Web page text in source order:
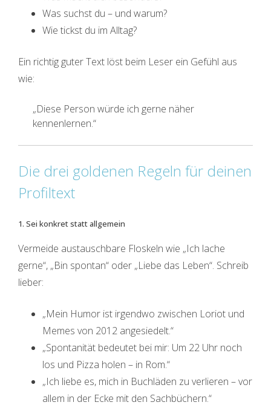
Was suchst du – und warum?
Wie tickst du im Alltag?
Ein richtig guter Text löst beim Leser ein Gefühl aus
wie:
„Diese Person würde ich gerne näher
kennenlernen.“
Die drei goldenen Regeln für deinen
Profiltext
1. Sei konkret statt allgemein
Vermeide austauschbare Floskeln wie „Ich lache
gerne“, „Bin spontan“ oder „Liebe das Leben“. Schreib
lieber:
„Mein Humor ist irgendwo zwischen Loriot und
Memes von 2012 angesiedelt.“
„Spontanität bedeutet bei mir: Um 22 Uhr noch
los und Pizza holen – in Rom.“
„Ich liebe es, mich in Buchläden zu verlieren – vor
allem in der Ecke mit den Sachbüchern.“